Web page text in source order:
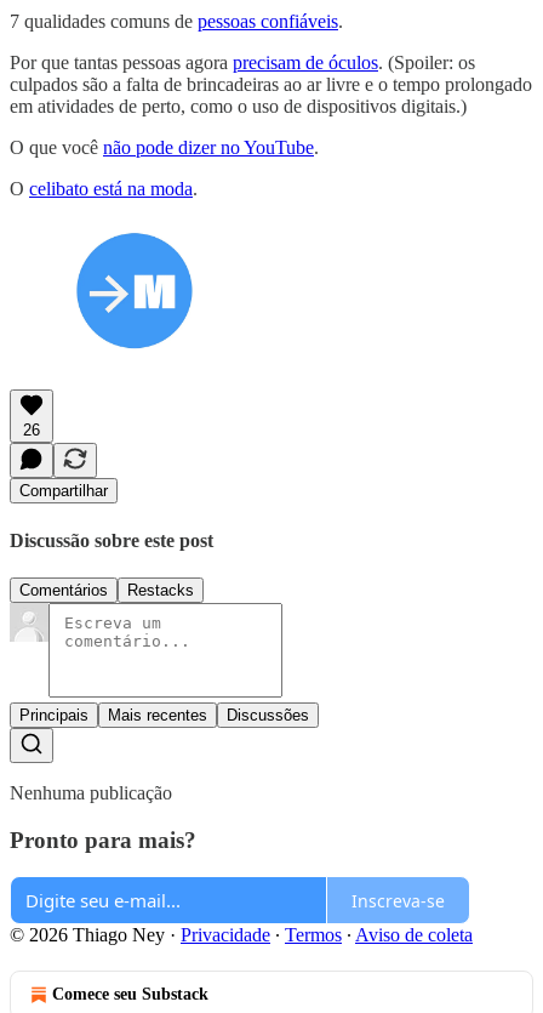
7 qualidades comuns de pessoas confiáveis.
Por que tantas pessoas agora precisam de óculos. (Spoiler: os
culpados são a falta de brincadeiras ao ar livre e o tempo prolongado
em atividades de perto, como o uso de dispositivos digitais.)
O que você não pode dizer no YouTube.
O celibato está na moda.
26
Compartilhar
Discussão sobre este post
Comentários Restacks
Principais Mais recentes Discussões
Nenhuma publicação
Pronto para mais?
Inscreva-se
© 2026 Thiago Ney · Privacidade ∙ Termos ∙ Aviso de coleta
Comece seu Substack